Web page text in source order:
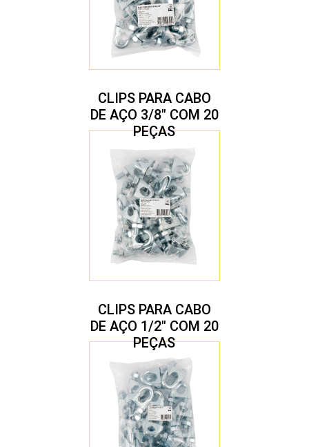
CLIPS PARA CABO
DE AÇO 3/8″ COM 20
PEÇAS
CLIPS PARA CABO
DE AÇO 1/2″ COM 20
PEÇAS